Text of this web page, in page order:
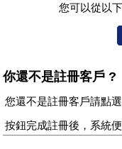
您可以從以
你還不是註冊客戶 ?
您還不是註冊客戶請點選
按鈕完成註冊後，系統